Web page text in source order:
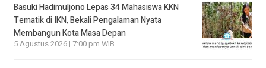
Basuki Hadimuljono Lepas 34 Mahasiswa KKN
Tematik di IKN, Bekali Pengalaman Nyata
Membangun Kota Masa Depan
5 Agustus 2026 | 7:00 pm WIB